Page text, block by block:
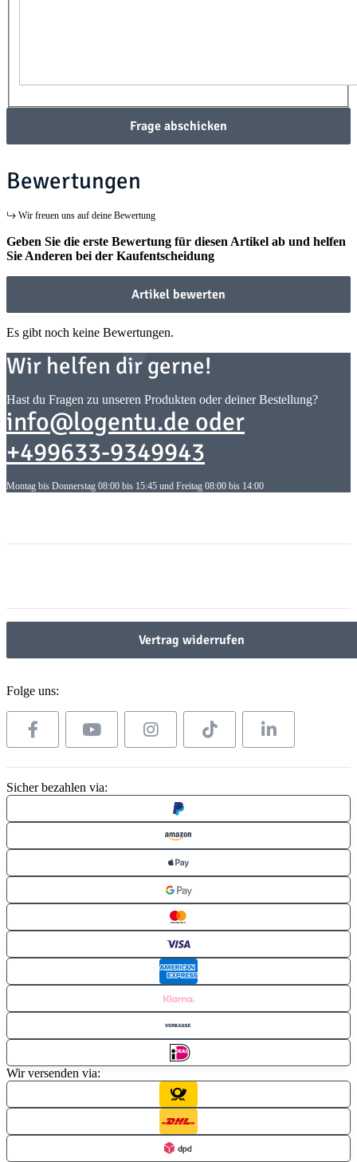
Frage abschicken
Bewertungen
Wir freuen uns auf deine Bewertung
Geben Sie die erste Bewertung für diesen Artikel ab und helfen
Sie Anderen bei der Kaufentscheidung
Artikel bewerten
Es gibt noch keine Bewertungen.
Wir helfen dir gerne!
Hast du Fragen zu unseren Produkten oder deiner Bestellung?
info@logentu.de oder
+499633-9349943
Montag bis Donnerstag 08:00 bis 15:45 und Freitag 08:00 bis 14:00
Vertrag widerrufen
Folge uns:
Sicher bezahlen via:
Wir versenden via: